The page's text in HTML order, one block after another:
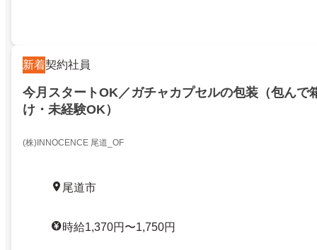
新着契約社員
今月スタートOK／ガチャカプセルの包装（包んで
け・未経験OK）
(株)INNOCENCE 尾道_OF
尾道市
時給1,370円〜1,750円